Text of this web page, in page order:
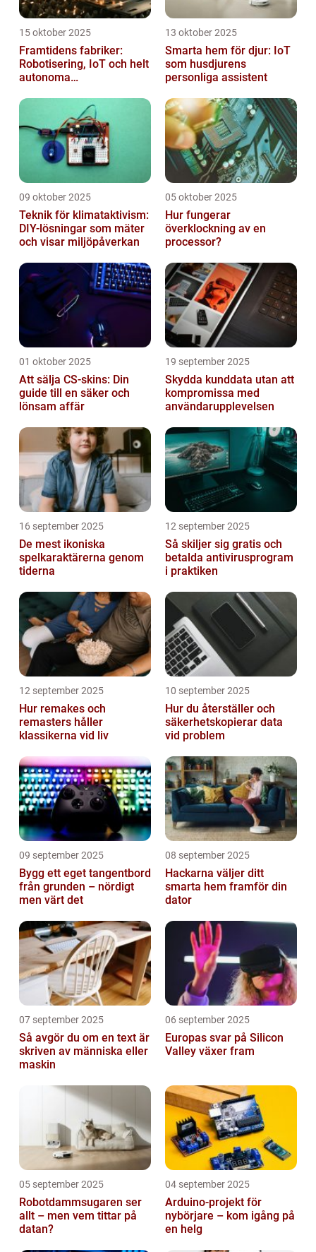
15 oktober 2025
Framtidens fabriker:
Robotisering, IoT och helt
autonoma
13 oktober 2025
Smarta hem för djur: IoT
som husdjurens
personliga assistent
09 oktober 2025
Teknik för klimataktivism:
DIY-lösningar som mäter
och visar miljöpåverkan
05 oktober 2025
Hur fungerar
överklockning av en
processor?
01 oktober 2025
Att sälja CS-skins: Din
guide till en säker och
lönsam affär
19 september 2025
Skydda kunddata utan att
kompromissa med
användarupplevelsen
16 september 2025
De mest ikoniska
spelkaraktärerna genom
tiderna
12 september 2025
Så skiljer sig gratis och
betalda antivirusprogram
i praktiken
12 september 2025
Hur remakes och
remasters håller
klassikerna vid liv
10 september 2025
Hur du återställer och
säkerhetskopierar data
vid problem
09 september 2025
Bygg ett eget tangentbord
från grunden – nördigt
men värt det
08 september 2025
Hackarna väljer ditt
smarta hem framför din
dator
07 september 2025
Så avgör du om en text är
skriven av människa eller
maskin
06 september 2025
Europas svar på Silicon
Valley växer fram
05 september 2025
Robotdammsugaren ser
allt – men vem tittar på
datan?
04 september 2025
Arduino-projekt för
nybörjare – kom igång på
en helg